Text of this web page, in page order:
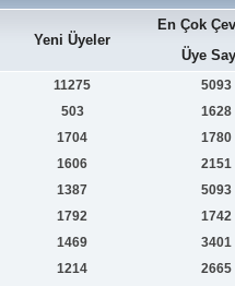
Yeni Üyeler
En Çok
Üye
11275 5093
503 1628
1704 1780
1606 2151
1387 5093
1792 1742
1469 3401
1214 2665